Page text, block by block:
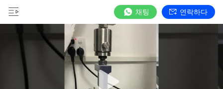
채팅 연락하다